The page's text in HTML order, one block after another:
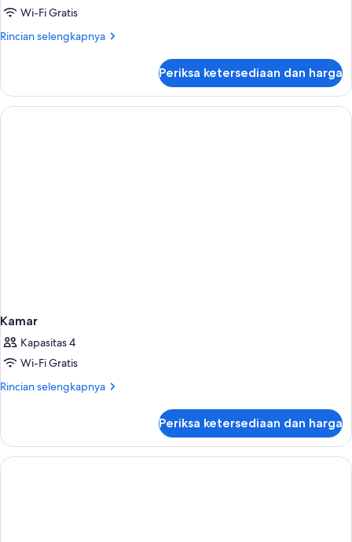
Wi-Fi Gratis
Rincian selengkapnya
Rincian
Kamar
Periksa ketersediaan dan harga
Kamar
Kapasitas 4
Wi-Fi Gratis
Rincian selengkapnya
Rincian
Kamar
Periksa ketersediaan dan harga